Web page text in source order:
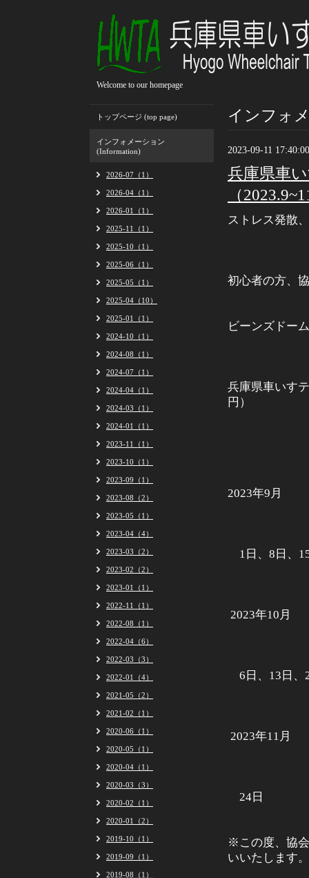
Welcome to our homepage
インフォ
2023-09-11 17:40:00
兵庫県車
（
ストレス発散
初心者の方、
ビーンズドー
兵庫県車いす
円）
2023年9月
1日、8日、
2023年10月
6日、13日、
2023年11月
24日
※この度、協
いいたします。
トップページ (top page)
インフォメーション
(Information)
2026-07（1）
2026-04（1）
2026-01（1）
2025-11（1）
2025-10（1）
2025-06（1）
2025-05（1）
2025-04（10）
2025-01（1）
2024-10（1）
2024-08（1）
2024-07（1）
2024-04（1）
2024-03（1）
2024-01（1）
2023-11（1）
2023-10（1）
2023-09（1）
2023-08（2）
2023-05（1）
2023-04（4）
2023-03（2）
2023-02（2）
2023-01（1）
2022-11（1）
2022-08（1）
2022-04（6）
2022-03（3）
2022-01（4）
2021-05（2）
2021-02（1）
2020-06（1）
2020-05（1）
2020-04（1）
2020-03（3）
2020-02（1）
2020-01（2）
2019-10（1）
2019-09（1）
2019-08（1）